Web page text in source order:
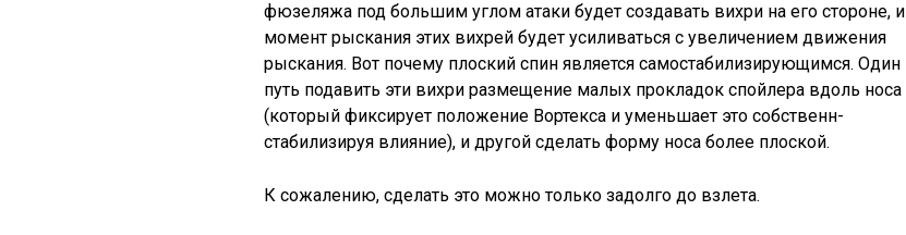
фюзеляжа под большим углом атаки будет создавать вихри на его стороне, и
момент рыскания этих вихрей будет усиливаться с увеличением движения
рыскания. Вот почему плоский спин является самостабилизирующимся. Один
путь подавить эти вихри размещение малых прокладок спойлера вдоль носа
(который фиксирует положение Вортекса и уменьшает это собственн-
стабилизируя влияние), и другой сделать форму носа более плоской.
К сожалению, сделать это можно только задолго до взлета.